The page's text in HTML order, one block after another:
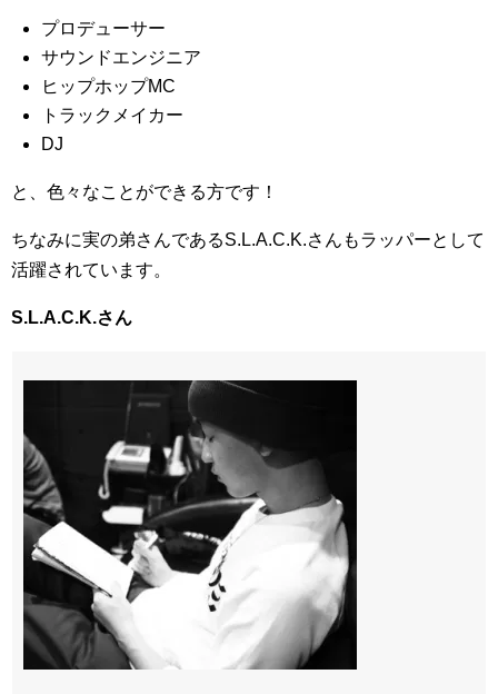
プロデューサー
サウンドエンジニア
ヒップホップMC
トラックメイカー
DJ
と、色々なことができる方です！
ちなみに実の弟さんであるS.L.A.C.K.さんもラッパーとして
活躍されています。
S.L.A.C.K.さん